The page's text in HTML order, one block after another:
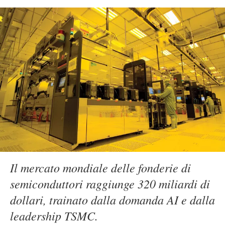
Il mercato mondiale delle fonderie di
semiconduttori raggiunge 320 miliardi di
dollari, trainato dalla domanda AI e dalla
leadership TSMC.